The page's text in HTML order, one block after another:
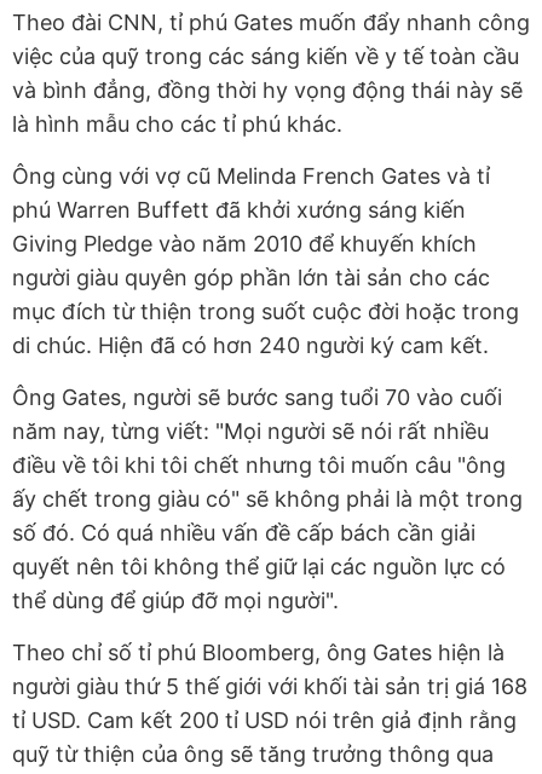
Theo đài CNN, tỉ phú Gates muốn đẩy nhanh công
việc của quỹ trong các sáng kiến về y tế toàn cầu
và bình đẳng, đồng thời hy vọng động thái này sẽ
là hình mẫu cho các tỉ phú khác.
Ông cùng với vợ cũ Melinda French Gates và tỉ
phú Warren Buffett đã khởi xướng sáng kiến
Giving Pledge vào năm 2010 để khuyến khích
người giàu quyên góp phần lớn tài sản cho các
mục đích từ thiện trong suốt cuộc đời hoặc trong
di chúc. Hiện đã có hơn 240 người ký cam kết.
Ông Gates, người sẽ bước sang tuổi 70 vào cuối
năm nay, từng viết: "Mọi người sẽ nói rất nhiều
điều về tôi khi tôi chết nhưng tôi muốn câu "ông
ấy chết trong giàu có" sẽ không phải là một trong
số đó. Có quá nhiều vấn đề cấp bách cần giải
quyết nên tôi không thể giữ lại các nguồn lực có
thể dùng để giúp đỡ mọi người".
Theo chỉ số tỉ phú Bloomberg, ông Gates hiện là
người giàu thứ 5 thế giới với khối tài sản trị giá 168
tỉ USD. Cam kết 200 tỉ USD nói trên giả định rằng
quỹ từ thiện của ông sẽ tăng trưởng thông qua